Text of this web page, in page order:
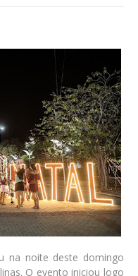
na noite deste domingo
O evento iniciou logo